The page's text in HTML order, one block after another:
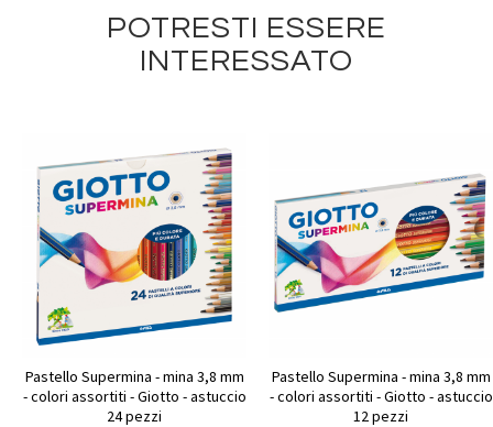
POTRESTI ESSERE
INTERESSATO
Pastello Supermina - mina 3,8 mm
- colori assortiti - Giotto - astuccio
24 pezzi
Pastello Supermina - mina 3,8 mm
- colori assortiti - Giotto - astuccio
12 pezzi